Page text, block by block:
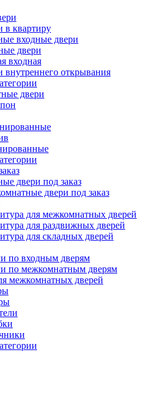
в квартиру
входные двери
двери
входная
внутреннего открывания
двери
двери под заказ
двери под заказ
для межкомнатных дверей
для раздвижных дверей
для складных дверей
по входным дверям
по межкомнатным дверям
межкомнатных дверей